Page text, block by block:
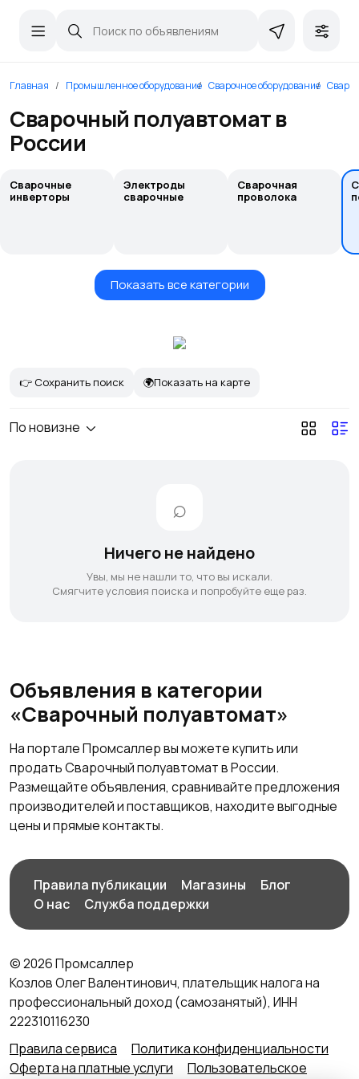
Главная Промышленное оборудование Сварочное оборудование
Сварочный полуавтомат в
России
Сварочные
инверторы
Электроды
сварочные
Сварочная
проволока
Показать все категории
👉 Сохранить поиск 🌍Показать на карте
По новизне
Ничего не найдено
Увы, мы не нашли то, что вы искали.
Смягчите условия поиска и попробуйте еще раз.
Объявления в категории
«Сварочный полуавтомат»
На портале Промсаллер вы можете купить или
продать Сварочный полуавтомат в России.
Размещайте объявления, сравнивайте предложения
производителей и поставщиков, находите выгодные
цены и прямые контакты.
Правила публикации Магазины
Блог
О нас
Служба поддержки
© 2026 Промсаллер
Козлов Олег Валентинович, плательщик налога на
профессиональный доход (самозанятый), ИНН
222310116230
Правила сервиса
Политика конфиденциальности
Оферта на платные услуги
Пользовательское